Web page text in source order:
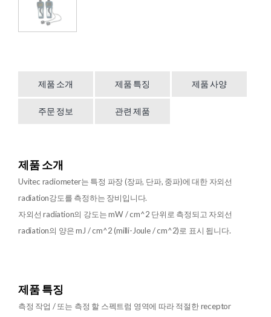
제품 소개 제품 특징 제품 사양
주문 정보 관련 제품
제품 소개
Uvitec radiometer는 특정 파장 (장파, 단파, 중파)에 대한 자외선
radiation강도를 측정하는 장비입니다.
자외선 radiation의 강도는 mW / cm^2 단위로 측정되고 자외선
radiation의 양은 mJ / cm^2 (milli-Joule / cm^2)로 표시 됩니다.​
제품 특징
측정 작업 / 또는 측정 할 스펙트럼 영역에 따라 적절한 receptor